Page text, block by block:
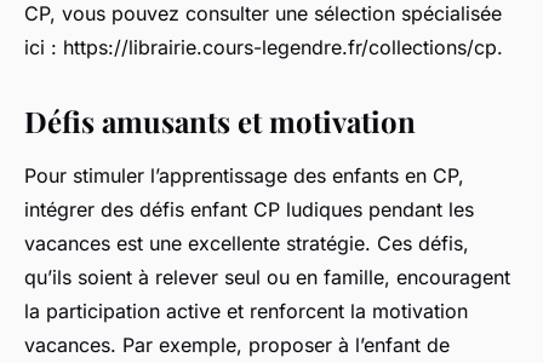
CP, vous pouvez consulter une sélection spécialisée
ici : https://librairie.cours-legendre.fr/collections/cp.
Défis amusants et motivation
Pour stimuler l’apprentissage des enfants en CP,
intégrer des défis enfant CP ludiques pendant les
vacances est une excellente stratégie. Ces défis,
qu’ils soient à relever seul ou en famille, encouragent
la participation active et renforcent la motivation
vacances. Par exemple, proposer à l’enfant de